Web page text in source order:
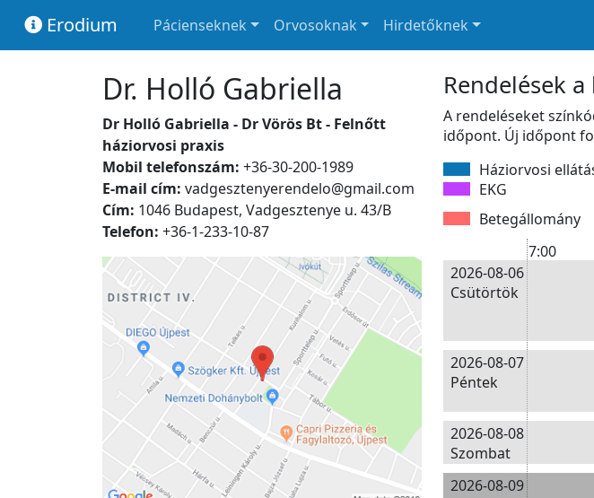
Erodium Pácienseknek Orvosoknak Hirdetőknek
Dr. Holló Gabriella
Dr Holló Gabriella - Dr Vörös Bt - Felnőtt
háziorvosi praxis
Mobil telefonszám: +36-30-200-1989
E-mail cím: vadgesztenyerendelo@gmail.com
Cím: 1046 Budapest, Vadgesztenye u. 43/B
Telefon: +36-1-233-10-87
Rendelések
A rendeléseket
időpont. Új időpont
Háziorvosi
EKG
Betegállomány
7:00
2026-08-06
Csütörtök
2026-08-07
Péntek
2026-08-08
Szombat
2026-08-09